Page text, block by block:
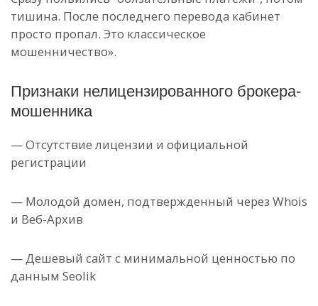
тишина. После последнего перевода кабинет
просто пропал. Это классическое
мошенничество».
Признаки нелицензированного брокера-
мошенника
— Отсутствие лицензии и официальной
регистрации
— Молодой домен, подтвержденный через Whois
и Веб-Архив
— Дешевый сайт с минимальной ценностью по
данным Seolik